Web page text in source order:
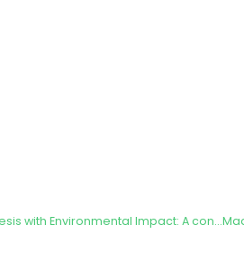
Best Bachelor Thesis with Environmental Impact: A contest at the UPM promoted by AURORA to encourage students to develop works towards the climate action